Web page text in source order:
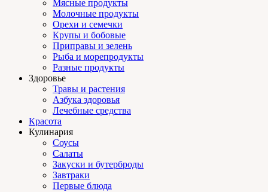
Мясные продукты
Молочные продукты
Орехи и семечки
Крупы и бобовые
Приправы и зелень
Рыба и морепродукты
Разные продукты
Здоровье
Травы и растения
Азбука здоровья
Лечебные средства
Красота
Кулинария
Соусы
Салаты
Закуски и бутерброды
Завтраки
Первые блюда